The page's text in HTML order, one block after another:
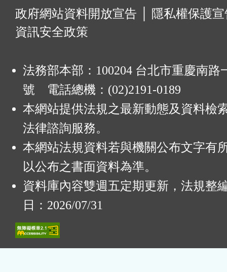
政府網站資料開放宣告
隱私權保護
資訊安全政策
法務部本部：100204 台北市重慶南路
號 電話總機：(02)2191-0189
本網站提供法規之最新動態及資料檢
法律諮詢服務。
本網站法規資料若與機關公布文字有
以公布之書面資料為準。
資料庫內容雙週五定期更新，法規整
日：2026/07/31